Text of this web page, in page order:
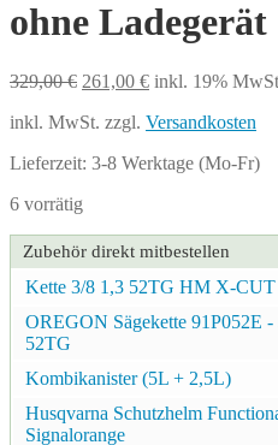
ohne Ladegerät
329,00€ Ursprünglicher
war:
261,00 €Aktueller
ist:
inkl. 19%
inkl. MwSt. zzgl. Versandkosten
Lieferzeit: 3-8 Werktage (Mo-Fr)
6 vorrätig
Zubehör direkt mitbestellen
Kette 3/8 1,3 52TG HM X-CUT
OREGON Sägekette 91P052E -
52TG
Kombikanister (5L + 2,5L)
Husqvarna Schutzhelm
Signalorange